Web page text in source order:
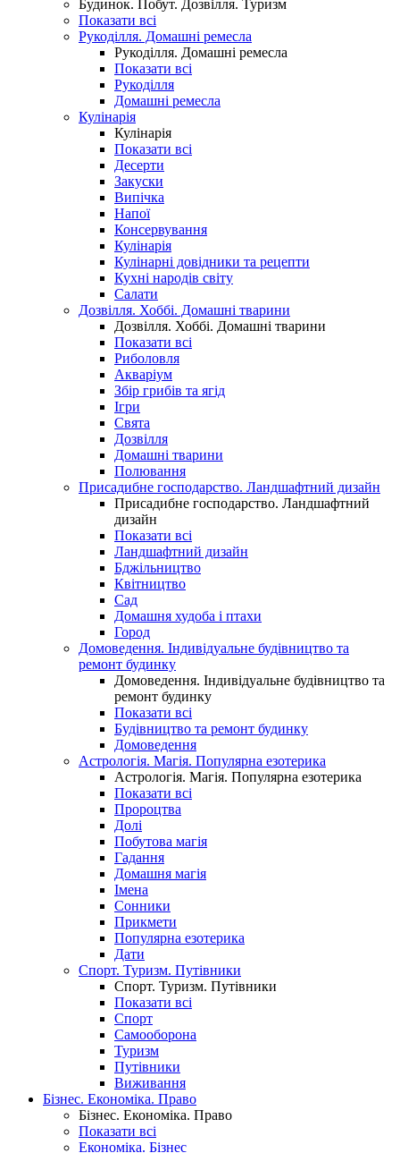
Будинок. Побут. Дозвілля. Туризм
Показати всі
Рукоділля. Домашні ремесла
Рукоділля. Домашні ремесла
Показати всі
Рукоділля
Домашні ремесла
Кулінарія
Кулінарія
Показати всі
Десерти
Закуски
Випічка
Напої
Консервування
Кулінарія
Кулінарні довідники та рецепти
Кухні народів світу
Салати
Дозвілля. Хоббі. Домашні тварини
Дозвілля. Хоббі. Домашні тварини
Показати всі
Риболовля
Акваріум
Збір грибів та ягід
Ігри
Свята
Дозвілля
Домашні тварини
Полювання
Присадибне господарство. Ландшафтний дизайн
Присадибне господарство. Ландшафтний
дизайн
Показати всі
Ландшафтний дизайн
Бджільництво
Квітництво
Сад
Домашня худоба і птахи
Город
Домоведення. Індивідуальне будівництво та
ремонт будинку
Домоведення. Індивідуальне будівництво та
ремонт будинку
Показати всі
Будівництво та ремонт будинку
Домоведення
Астрологія. Магія. Популярна езотерика
Астрологія. Магія. Популярна езотерика
Показати всі
Пророцтва
Долі
Побутова магія
Гадання
Домашня магія
Імена
Сонники
Прикмети
Популярна езотерика
Дати
Спорт. Туризм. Путівники
Спорт. Туризм. Путівники
Показати всі
Спорт
Самооборона
Туризм
Путівники
Виживання
Бізнес. Економіка. Право
Бізнес. Економіка. Право
Показати всі
Економіка. Бізнес